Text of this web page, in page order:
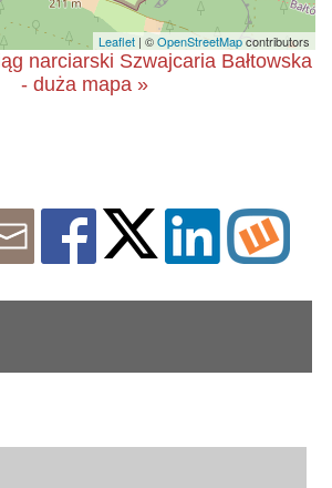
Leaflet | ©OpenStreetMapcontributors
narciarski Szwajcaria Bałtowska
- duża mapa »